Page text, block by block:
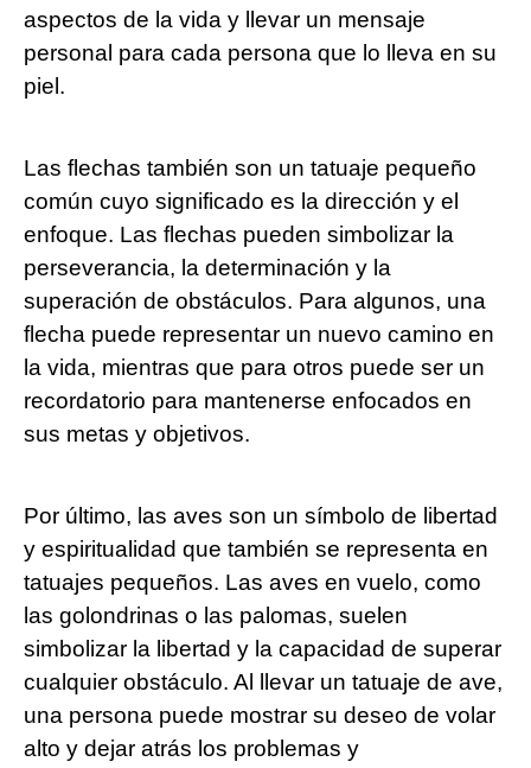
aspectos de la vida y llevar un mensaje
personal para cada persona que lo lleva en su
piel.
Las flechas también son un tatuaje pequeño
común cuyo significado es la dirección y el
enfoque. Las flechas pueden simbolizar la
perseverancia, la determinación y la
superación de obstáculos. Para algunos, una
flecha puede representar un nuevo camino en
la vida, mientras que para otros puede ser un
recordatorio para mantenerse enfocados en
sus metas y objetivos.
Por último, las aves son un símbolo de libertad
y espiritualidad que también se representa en
tatuajes pequeños. Las aves en vuelo, como
las golondrinas o las palomas, suelen
simbolizar la libertad y la capacidad de superar
cualquier obstáculo. Al llevar un tatuaje de ave,
una persona puede mostrar su deseo de volar
alto y dejar atrás los problemas y